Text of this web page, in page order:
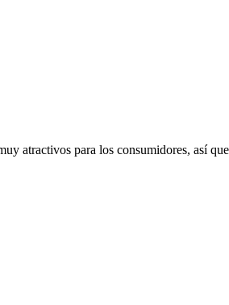
atractivos para los consumidores, así